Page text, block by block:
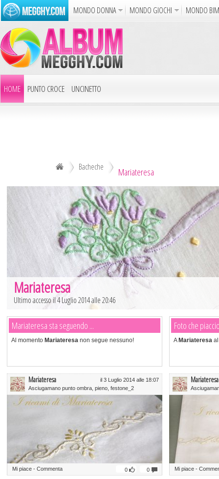
MONDO DONNA MONDO GIOCHI MONDO
Album Punto Croce Cucina
Azione Puzzle
Gif
HOME PUNTO CROCE UNCINETTO
Bacheche Mariateresa
Mariateresa
Ultimo accesso il 4 Luglio 2014 alle 20:46
Mariateresa sta seguendo ...
Al momento Mariateresa non segue nessuno!
Foto che
A Mariateresa
Mariateresa
Asciugamano punto ombra, pieno, festone_2
il 3 Luglio 2014 alle 18:07
Mi piace - Commenta 0
0
Mariateresa
Mi piace -